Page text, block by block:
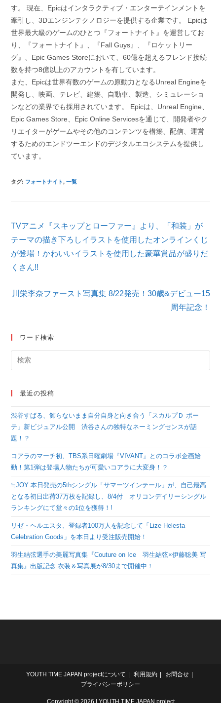
す。 現在、Epicはインタラクティブ・エンターテインメントを
牽引し、3Dエンジンテクノロジーを提供する企業です。 Epicは
世界最大級のゲームのひとつ『フォートナイト』を運営してお
り、『フォートナイト』、『Fall Guys』、『ロケットリー
グ』、Epic Games Storeにおいて、60億を超えるフレンド接続
数を持つ8億以上のアカウントを有しています。
また、Epicは世界有数のゲームの原動力となるUnreal Engineを
開発し、映画、テレビ、建築、自動車、製造、シミュレーショ
ンなどの業界でも採用されています。 Epicは、Unreal Engine、
Epic Games Store、Epic Online Servicesを通じて、開発者やク
リエイターがゲームやその他のコンテンツを構築、配信、運営
するためのエンドツーエンドのデジタルエコシステムを提供し
ています。
タグ: フォートナイト, 一覧
の
他
記
事
む
TVアニメ『スキップとローファー』より、「和装」が
テーマの描き下ろしイラストを使用したオンラインくじ
が登場！かわいいイラストを使用した豪華賞品が盛りだ
くさん!!
川栄李奈ファースト写真集 8/22発売！30歳&デビュー15
周年記念！
ワード検索
最近の投稿
渋谷すばる、飾らないまま自分自身と向き合う「スカルプＤ ボー
テ」新ビジュアル公開 渋谷さんの独特なネーミングセンスが話
題！？
コアラのマーチ初、TBS系日曜劇場『VIVANT』とのコラボ企画始
動！第1弾は登場人物たちが可愛いコアラに大変身！？
≒JOY 本日発売の5thシングル「サマーツインテール」が、自己最高
となる初日出荷37万枚を記録し、8/4付 オリコンデイリーシングル
ランキングにて堂々の1位を獲得！!
リゼ・ヘルエスタ、登録者100万人を記念して「Lize Helesta
Celebration Goods」を本日より受注販売開始！
羽生結弦選手の美麗写真集『Couture on Ice 羽生結弦×伊藤聡美 写
真集』出版記念 衣装＆写真展が8/30まで開催中！
YOUTH TIME JAPAN projectについて 利用規約
お問合せ
プライバシーポリシー
Copyright © 2026 | YOUTH TIME JAPAN project